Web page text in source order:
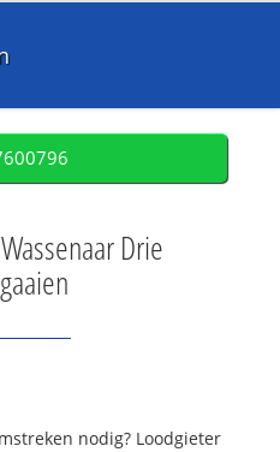
Drie
nodig? Loodgieter